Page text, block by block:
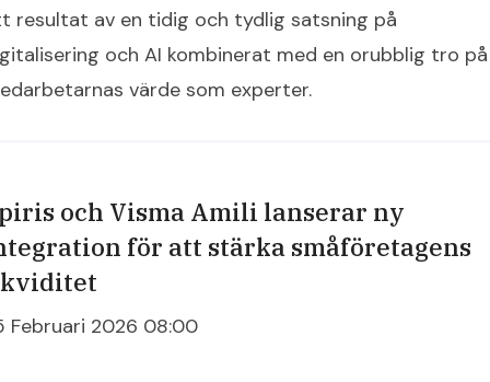
resultat av en tidig och tydlig satsning på
och AI kombinerat med en orubblig tro på
värde som experter.
och Visma Amili lanserar ny
för att stärka småföretagens
Februari 2026 08:00